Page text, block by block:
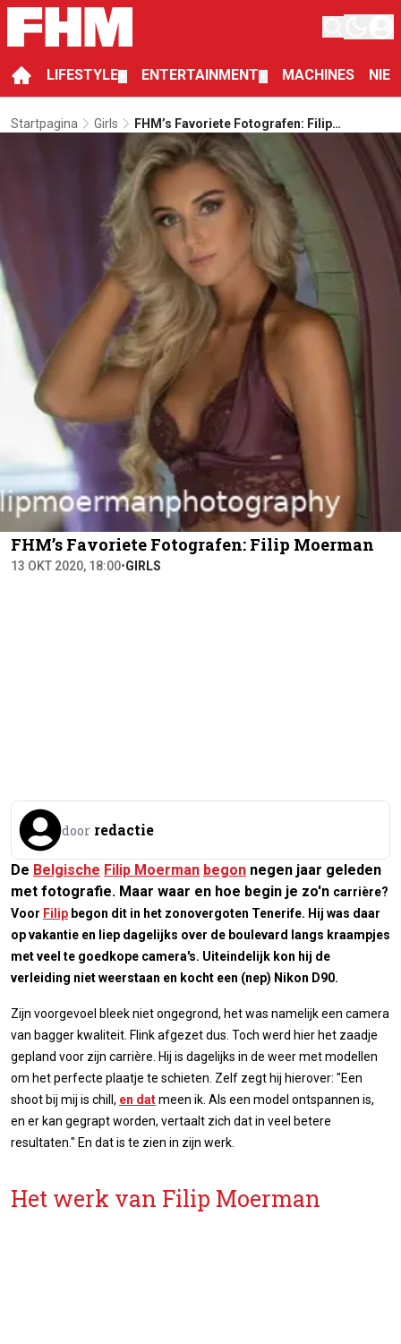
LIFESTYLE ENTERTAINMENT MACHINES
Startpagina Girls
FHM’s Favoriete Fotografen: Filip
Moerman
FHM’s Favoriete Fotografen: Filip Moerman
13 OKT 2020, 18:00•GIRLS
door redactie
De Belgische Filip Moerman begon negen jaar geleden
met fotografie. Maar waar en hoe begin je zo'n carrière?
Voor Filip begon dit in het zonovergoten Tenerife. Hij was daar
op vakantie en liep dagelijks over de boulevard langs kraampjes
met veel te goedkope camera's. Uiteindelijk kon hij de
verleiding niet weerstaan en kocht een (nep) Nikon D90.
Zijn voorgevoel bleek niet ongegrond, het was namelijk een camera
van bagger kwaliteit. Flink afgezet dus. Toch werd hier het zaadje
gepland voor zijn carrière. Hij is dagelijks in de weer met modellen
om het perfecte plaatje te schieten. Zelf zegt hij hierover: "Een
shoot bij mij is chill, en datmeen ik. Als een model ontspannen is,
en er kan gegrapt worden, vertaalt zich dat in veel betere
resultaten." En dat is te zien in zijn werk.
Het werk van Filip Moerman